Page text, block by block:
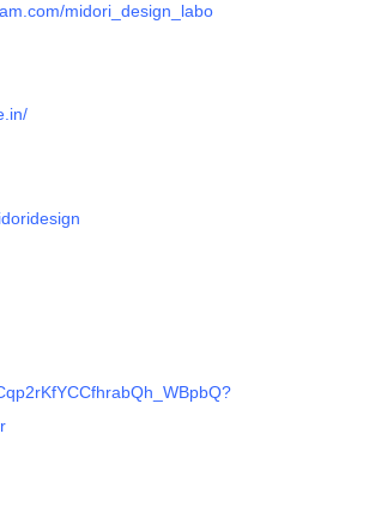
midori_design_labo